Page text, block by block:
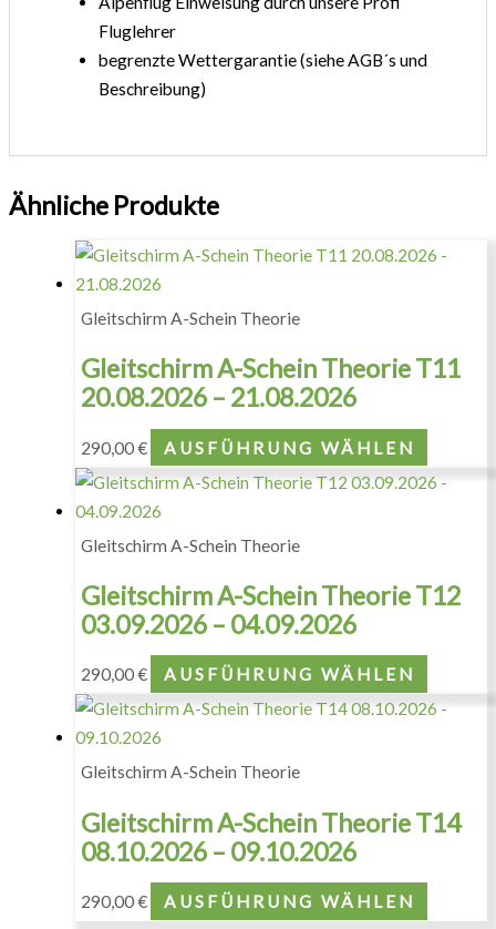
Fluglehrer
begrenzte Wettergarantie (siehe AGB´s und
Beschreibung)
Ähnliche Produkte
Gleitschirm A-Schein Theorie
Gleitschirm A-Schein Theorie T11
20.08.2026 – 21.08.2026
290,00€ AUSFÜHRUNG WÄHLEN
Gleitschirm A-Schein Theorie
Gleitschirm A-Schein Theorie T12
03.09.2026 – 04.09.2026
290,00€ AUSFÜHRUNG WÄHLEN
Gleitschirm A-Schein Theorie
Gleitschirm A-Schein Theorie T14
08.10.2026 – 09.10.2026
290,00€ AUSFÜHRUNG WÄHLEN